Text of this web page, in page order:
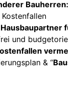
Bauherren:
und
& “